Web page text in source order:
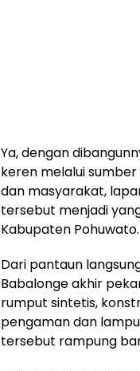
Ya, dengan
keren melalui
dan masyarakat,
tersebut menjadi
Kabupaten Pohuwato.
Dari pantaun
Babalonge akhir
rumput sintetis,
pengaman dan
tersebut rampung